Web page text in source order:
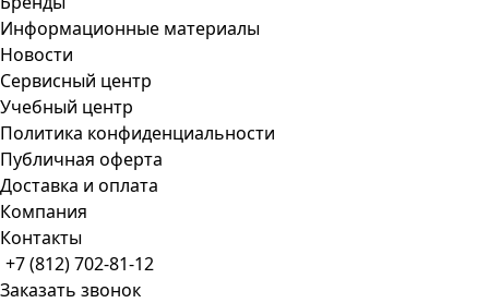
Информационные материалы
Новости
Сервисный центр
Учебный центр
Политика конфиденциальности
Публичная оферта
Доставка и оплата
Компания
Контакты
+7 (812) 702-81-12
Заказать звонок